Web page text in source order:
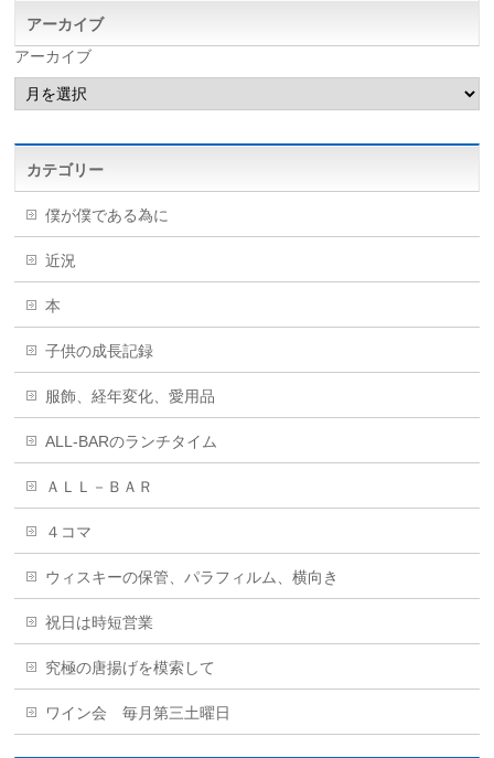
アーカイブ
アーカイブ
カテゴリー
僕が僕である為に
近況
本
子供の成長記録
服飾、経年変化、愛用品
ALL-BARのランチタイム
ＡＬＬ－ＢＡＲ
４コマ
ウィスキーの保管、パラフィルム、横向き
祝日は時短営業
究極の唐揚げを模索して
ワイン会 毎月第三土曜日